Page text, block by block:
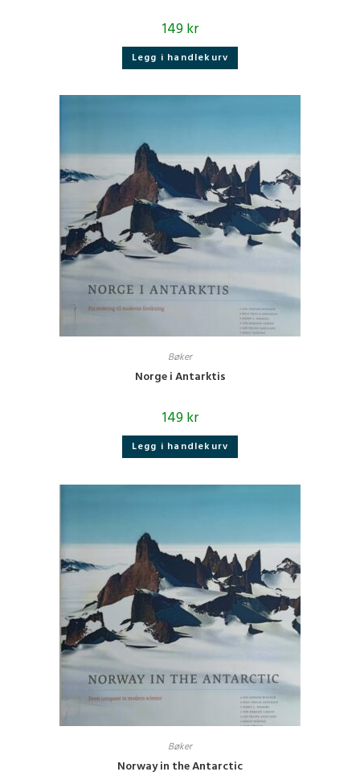
149kr
Legg i handlekurv
Bøker
Norge i Antarktis
149kr
Legg i handlekurv
Bøker
Norway in the Antarctic